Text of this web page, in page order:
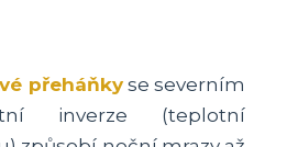
přeháňkyse severním
inverze (teplotní